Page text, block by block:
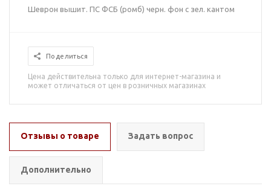
Шеврон вышит. ПС ФСБ (ромб) черн. фон с зел. кантом
Поделиться
Цена действительна только для интернет-магазина и
может отличаться от цен в розничных магазинах
Отзывы о товаре Задать вопрос
Дополнительно